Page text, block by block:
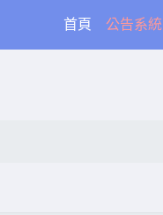
首頁(current)
公告系統